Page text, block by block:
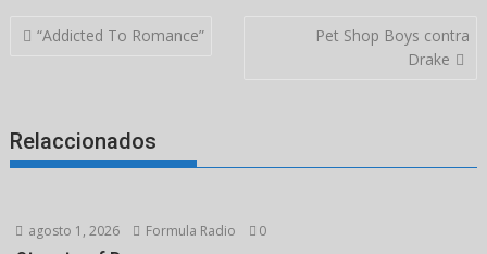
Navegación
“Addicted To Romance”
Pet Shop Boys contra
Drake
Relaccionados
agosto 1, 2026 Formula Radio 0